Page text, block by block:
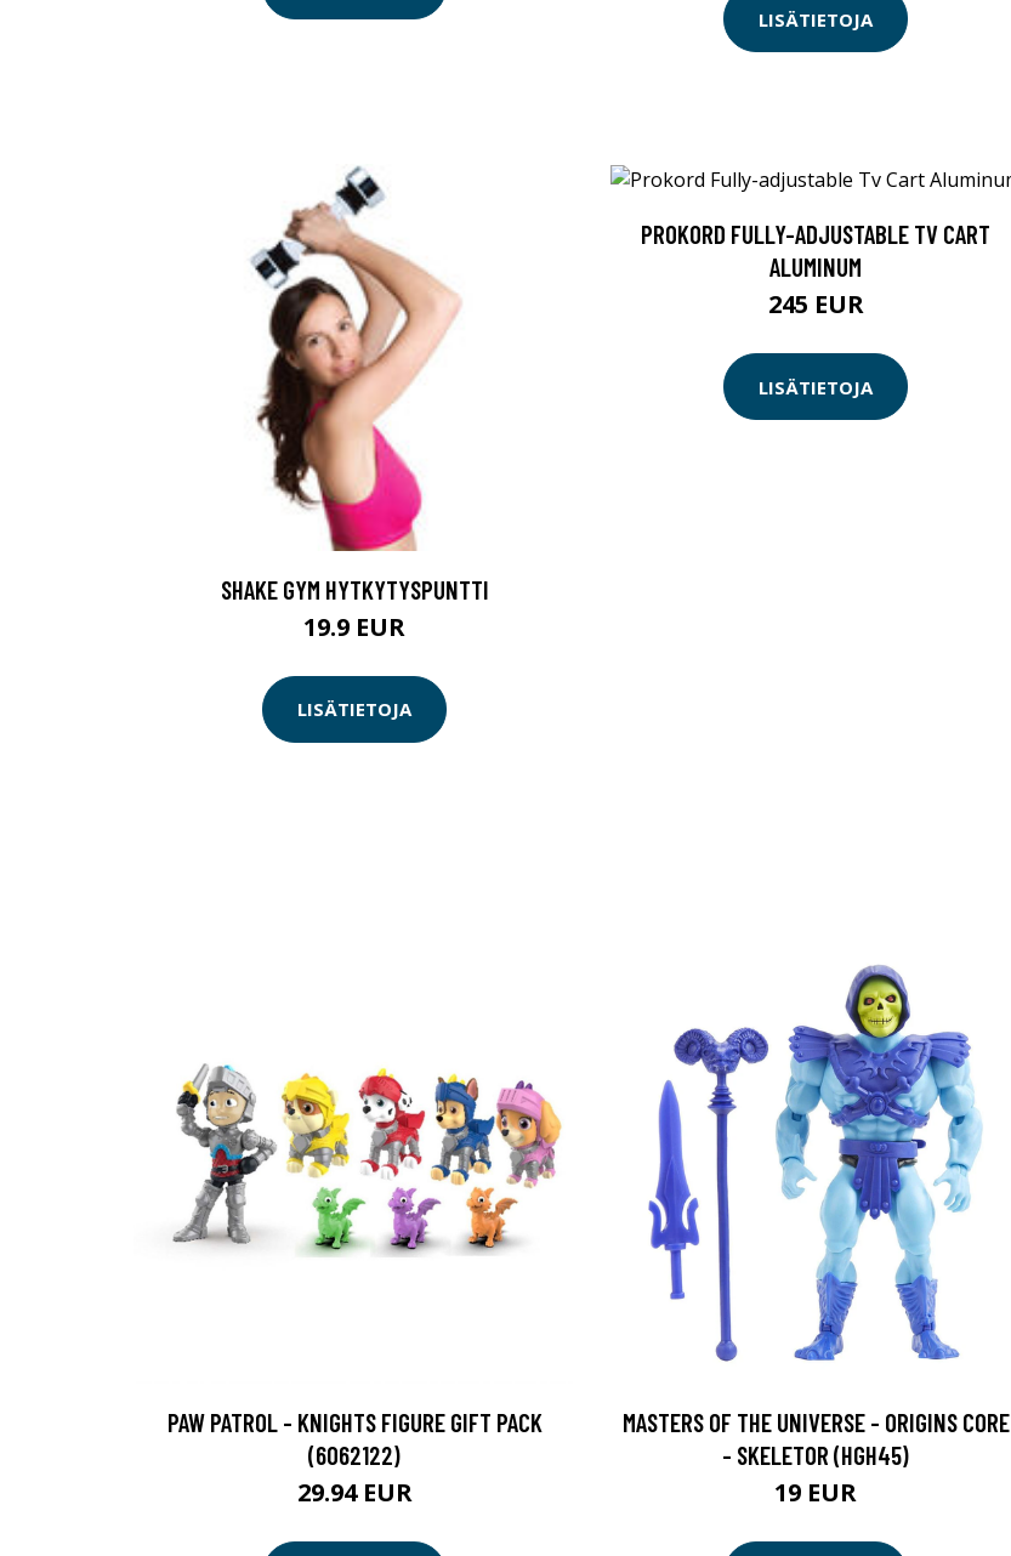
LISÄTIETOJA
SHAKE GYM HYTKYTYSPUNTTI
19.9 EUR
LISÄTIETOJA
PROKORD FULLY-ADJUSTABLE TV CART
ALUMINUM
245 EUR
LISÄTIETOJA
PAW PATROL - KNIGHTS FIGURE GIFT PACK
(6062122)
29.94 EUR
MASTERS OF THE UNIVERSE - ORIGINS CORE
- SKELETOR (HGH45)
19 EUR